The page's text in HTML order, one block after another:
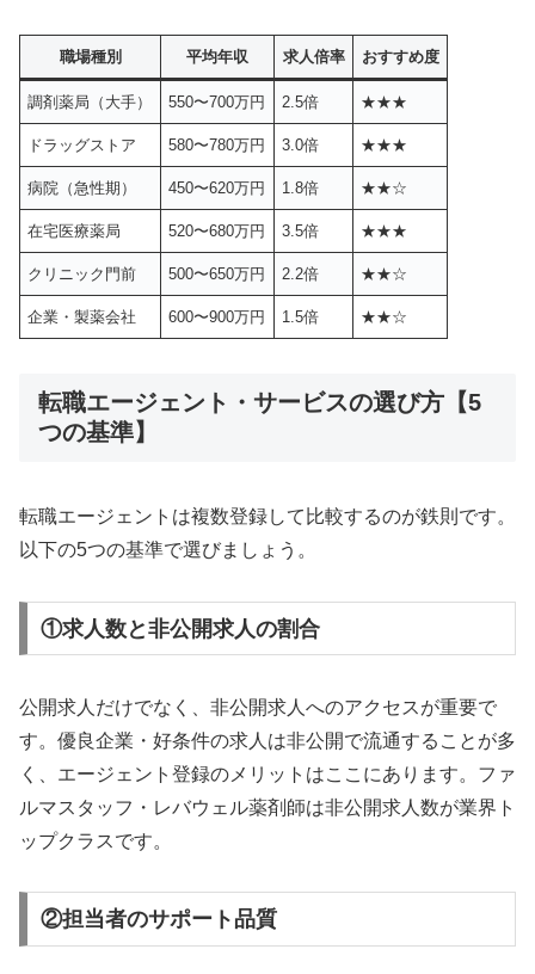
職場種別 平均年収 求人倍率 おすすめ度
調剤薬局（大手） 550〜700万円 2.5倍 ★★★
ドラッグストア 580〜780万円 3.0倍 ★★★
病院（急性期） 450〜620万円 1.8倍 ★★☆
在宅医療薬局 520〜680万円 3.5倍 ★★★
クリニック門前 500〜650万円 2.2倍 ★★☆
企業・製薬会社 600〜900万円 1.5倍 ★★☆
転職エージェント・サービスの選び方【5
つの基準】
転職エージェントは複数登録して比較するのが鉄則です。
以下の5つの基準で選びましょう。
①求人数と非公開求人の割合
公開求人だけでなく、非公開求人へのアクセスが重要で
す。優良企業・好条件の求人は非公開で流通することが多
く、エージェント登録のメリットはここにあります。ファ
ルマスタッフ・レバウェル薬剤師は非公開求人数が業界ト
ップクラスです。
②担当者のサポート品質